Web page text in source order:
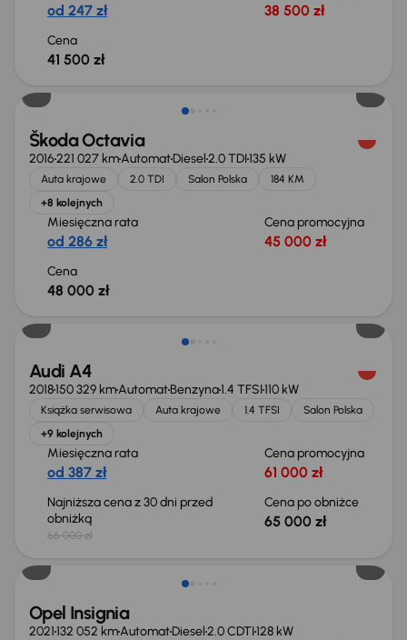
od 247 zł 38 500 zł
Cena
41 500 zł
Škoda Octavia
2016221 027 kmAutomatDiesel2.0 TDI135 kW
Auta krajowe 2.0 TDI Salon Polska
184 KM
+8 kolejnych
Miesięczna rata
od 286 zł
Cena promocyjna
45 000 zł
Cena
48 000 zł
Taniej o 1 000 zł
Audi A4
2018150 329 kmAutomatBenzyna1.4 TFSI110 kW
Książka serwisowa Auta krajowe 1.4 TFSI
Salon Polska
+9 kolejnych
Miesięczna rata
od 387 zł
Cena promocyjna
61 000 zł
Najniższa cena z 30 dni przed
obniżką
66 000 zł
Cena po obniżce
65 000 zł
Opel Insignia
2021132 052 kmAutomatDiesel2.0 CDTI128 kW